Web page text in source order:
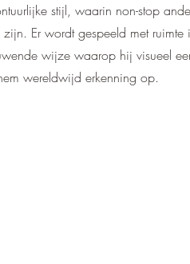
stijl, waarin non-stop
Er wordt gespeeld met ruimte
wijze waarop hij visueel
wereldwijd erkenning op.